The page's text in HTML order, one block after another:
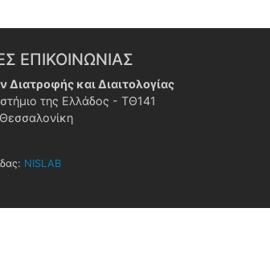
ΕΠΙΚΟΙΝΩΝΙΑΣ
και Διαιτολογίας
της Ελλάδος - ΤΘ141
NISLAB